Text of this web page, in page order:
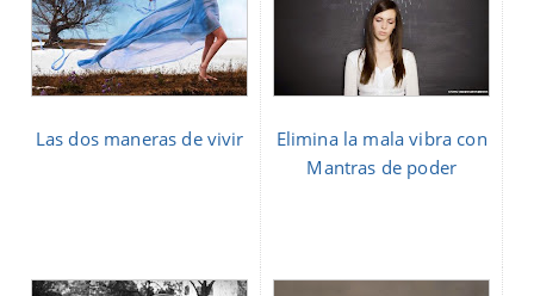
Las dos maneras de vivir
Elimina la mala vibra con
Mantras de poder